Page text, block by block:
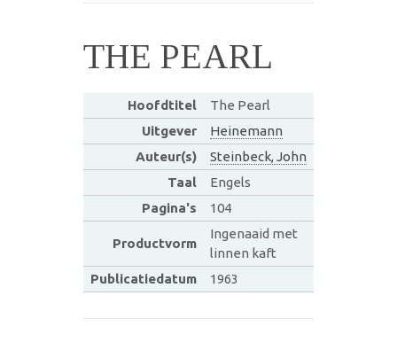
THE PEARL
Hoofdtitel
The Pearl
Uitgever
Heinemann
Auteur(s)
Steinbeck, John
Taal
Engels
Pagina's
104
Productvorm
Ingenaaid met
linnen kaft
Publicatiedatum
1963